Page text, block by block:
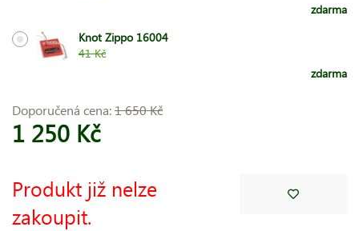
zdarma
Knot Zippo 16004
41 Kč
zdarma
Doporučená cena:1 650 Kč
1 250 Kč
Produkt již nelze
zakoupit.